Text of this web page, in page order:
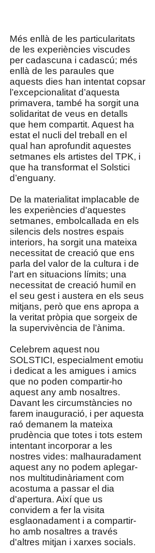
Més enllà de les particularitats
de les experiències viscudes
per cadascuna i cadascú; més
enllà de les paraules que
aquests dies han intentat copsar
l’excepcionalitat d’aquesta
primavera, també ha sorgit una
solidaritat de veus en detalls
que hem compartit. Aquest ha
estat el nucli del treball en el
qual han aprofundit aquestes
setmanes els artistes del TPK, i
que ha transformat el Solstici
d’enguany.
De la materialitat implacable de
les experiències d'aquestes
setmanes, embolcallada en els
silencis dels nostres espais
interiors, ha sorgit una mateixa
necessitat de creació que ens
parla del valor de la cultura i de
l'art en situacions límits; una
necessitat de creació humil en
el seu gest i austera en els seus
mitjans, però que ens apropa a
la veritat pròpia que sorgeix de
la supervivència de l’ànima.
Celebrem aquest nou
SOLSTICI, especialment emotiu
i dedicat a les amigues i amics
que no poden compartir-ho
aquest any amb nosaltres.
Davant les circumstàncies no
farem inauguració, i per aquesta
raó demanem la mateixa
prudència que totes i tots estem
intentant incorporar a les
nostres vides: malhauradament
aquest any no podem aplegar-
nos multitudinàriament com
acostuma a passar el dia
d'apertura. Així que us
convidem a fer la visita
esglaonadament i a compartir-
ho amb nosaltres a través
d'altres mitjan i xarxes socials.